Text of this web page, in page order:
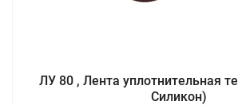
ЛУ 80 , Лента уплотнительная
Силикон)